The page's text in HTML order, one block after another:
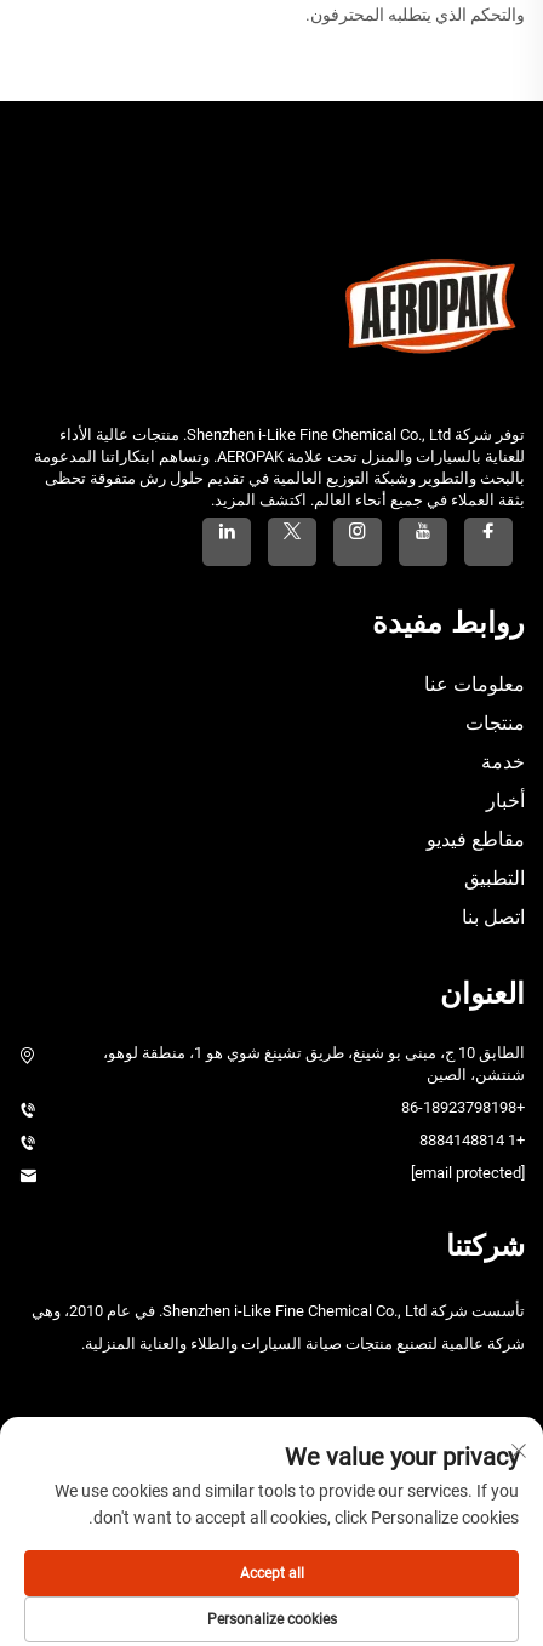
والتحكم الذي يتطلبه المحترفون.
توفر شركة Shenzhen i-Like Fine Chemical Co., Ltd. منتجات عالية الأداء
للعناية بالسيارات والمنزل تحت علامة AEROPAK. وتساهم ابتكاراتنا المدعومة
بالبحث والتطوير وشبكة التوزيع العالمية في تقديم حلول رش متفوقة تحظى
بثقة العملاء في جميع أنحاء العالم. اكتشف المزيد.
روابط مفيدة
معلومات عنا
منتجات
خدمة
أخبار
مقاطع فيديو
التطبيق
اتصل بنا
العنوان
الطابق 10 ج، مبنى بو شينغ، طريق تشينغ شوي هو 1، منطقة لوهو،
شنتشن، الصين
+86-18923798198
+1 8884148814
شركتنا
تأسست شركة Shenzhen i-Like Fine Chemical Co., Ltd. في عام 2010، وهي
شركة عالمية لتصنيع منتجات صيانة السيارات والطلاء والعناية المنزلية.
حقوق الطبع والنشر © 2025 شركة شنتشن آي-لايك للصناعات الكيميائية
We value your privacy
We use cookies and similar tools to provide our services. If you
don't want to accept all cookies, click Personalize cookies.
Personalize cookies
Accept all